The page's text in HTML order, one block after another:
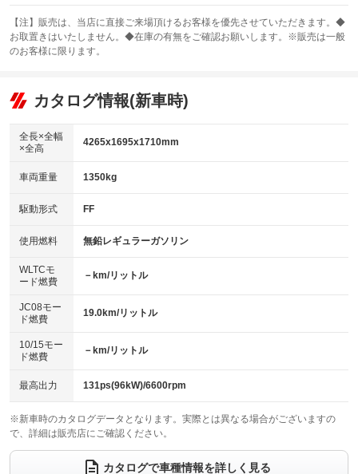
：装備あり
サンルーフ
：装備なし ABS
リフトアップ
：装備なし
：装備なし
パワーウィンドウ
アイドリングストップ
：装備あり
USB入力端子
：装備なし
100V電源
：装備なし
センターデフロック
：装備なし
電動格納ミラー
：装備あり
カーナビ：SDナビ
：装備あり
TV：フルセグ
：装備あり
ビジュアル：ブルーレイ再生／DVD再生
：装備あり
：装備なし
革シート
キーレス
HID(キセノンライト)
：装備なし
バックカメラ
：装備あり
エアロ
：装備なし
：装備なし
パワーシート
ベンチシート
：装備なし
チップアップシート
：装備なし
：装備なし ：装備なし
ウォークスルー
：装備なし
電動リアゲート フロントカメラ
：装備なし
【注】販売は、当店に直接ご来場頂けるお客様を優先させていただきます。◆
お取置きはいたしません。◆在庫の有無をご確認お願いします。※販売は一般
のお客様に限ります。
カタログ情報(新車時)
全長×全幅
×全高
4265x1695x1710mm
車両重量 1350kg
駆動形式 FF
使用燃料 無鉛レギュラーガソリン
WLTCモ
ード燃費
－km/リットル
JC08モー
ド燃費
19.0km/リットル
10/15モー
ド燃費
－km/リットル
最高出力 131ps(96kW)/6600rpm
※新車時のカタログデータとなります。実際とは異なる場合がございますの
で、詳細は販売店にご確認ください。
カタログで車種情報を詳しく見る